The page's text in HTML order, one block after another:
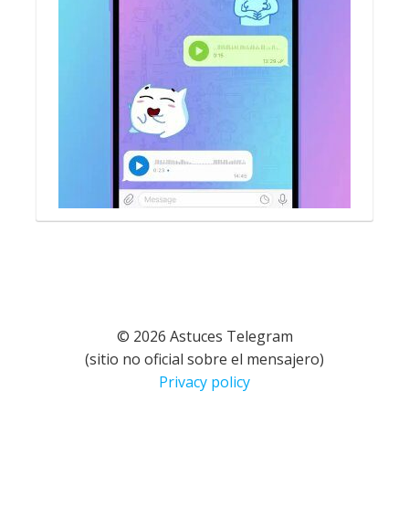
© 2026 Astuces Telegram
(sitio no oficial sobre el mensajero)
Privacy policy